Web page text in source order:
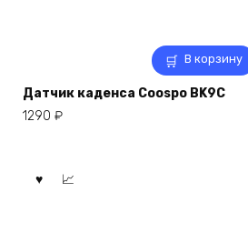
В корзину
Датчик каденса Coospo BK9C
1290 ₽